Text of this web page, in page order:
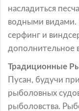
насладиться
водными видами.
серфинг и
дополнительное
Традиционные
Пусан, будучи
рыболовных
рыболовства.